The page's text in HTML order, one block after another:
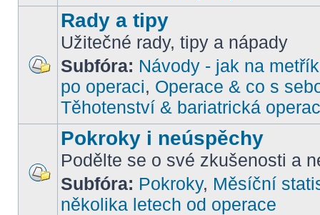
Rady a tipy
Užitečné rady, tipy a nápady
Subfóra: Návody - jak na
po operaci, Operace & co s
Těhotenství & bariatrická
Pokroky i neúspěchy
Podělte se o své zkušenosti a
Subfóra: Pokroky, Měsíční
několika letech od operace